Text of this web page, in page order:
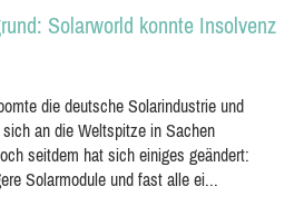
Solarworld konnte Insolvenz
die deutsche Solarindustrie und
an die Weltspitze in Sachen
seitdem hat sich einiges geändert:
Solarmodule und fast alle ei...